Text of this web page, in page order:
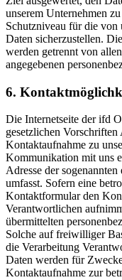
unserem Unternehmen
Schutzniveau für die von
Daten sicherzustellen.
werden getrennt von
angegebenen
6.
Die Internetseite der ifd
gesetzlichen
Kontaktaufnahme zu
Kommunikation mit uns
Adresse der
umfasst. Sofern eine
Kontaktformular den
Verantwortlichen
übermittelten
Solche auf freiwilliger
die Verarbeitung
Daten werden für
Kontaktaufnahme zur